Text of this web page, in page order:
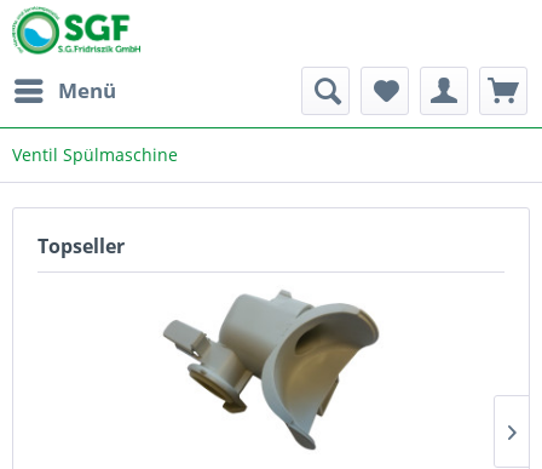
Menü
Ventil Spülmaschine
Topseller